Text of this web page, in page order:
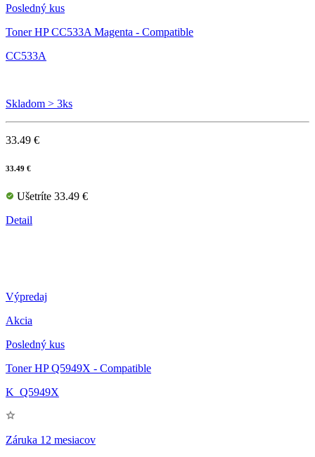
Posledný kus
Toner HP CC533A Magenta - Compatible
CC533A
Skladom > 3ks
33.49 €
33.49 €
Ušetríte 33.49 €
Detail
Výpredaj
Akcia
Posledný kus
Toner HP Q5949X - Compatible
K_Q5949X
Záruka 12 mesiacov